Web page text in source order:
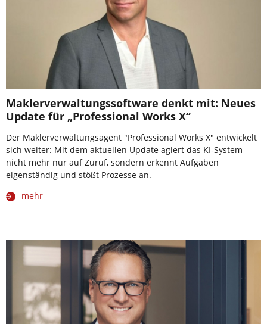
Maklerverwaltungssoftware denkt mit: Neues
Update für „Professional Works X“
Der Maklerverwaltungsagent "Professional Works X" entwickelt
sich weiter: Mit dem aktuellen Update agiert das KI-System
nicht mehr nur auf Zuruf, sondern erkennt Aufgaben
eigenständig und stößt Prozesse an.
mehr